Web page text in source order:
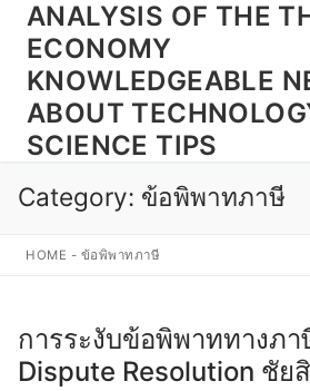
Skip
content
ANALYSIS OF THE
ECONOMY
KNOWLEDGEABLE
ABOUT
SCIENCE TIPS
Category: ข้อพิพาทภาษี
HOME - ข้อพิพาทภาษี
การระงับข้อพิพาททางภา
Dispute Resolution ชัย